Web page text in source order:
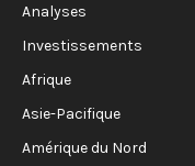
Analyses
Investissements
Afrique
Asie-Pacifique
Amérique du Nord